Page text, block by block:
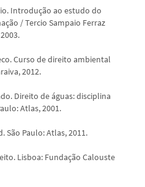
Introdução ao estudo do
/ Tercio Sampaio Ferraz
Curso de direito ambiental
2012.
Direito de águas: disciplina
Atlas, 2001.
São Paulo: Atlas, 2011.
Lisboa: Fundação Calouste